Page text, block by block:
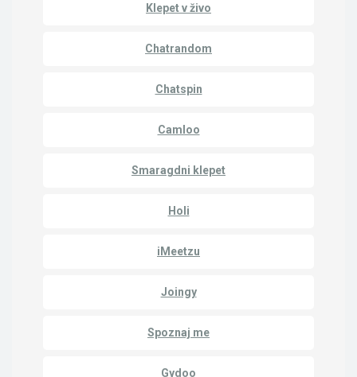
Klepet v živo
Chatrandom
Chatspin
Camloo
Smaragdni klepet
Holi
iMeetzu
Joingy
Spoznaj me
Gydoo